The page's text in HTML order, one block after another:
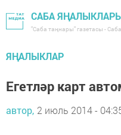
САБА
"Саба таңнары" газетасы -
ЯҢАЛЫКЛАР
Егетләр карт
автор, 2 июль 2014 -